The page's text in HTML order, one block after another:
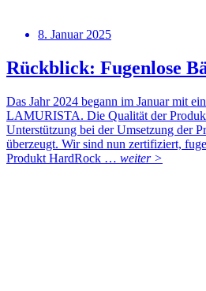
8. Januar 2025
Rückblick: Fugenlose
Das Jahr 2024 begann im Januar mit
LAMURISTA. Die Qualität der
Unterstützung bei der Umsetzung der
überzeugt. Wir sind nun zertifiziert,
Produkt HardRock … weiter >